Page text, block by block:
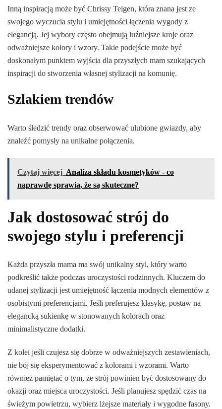
Inną inspiracją może być Chrissy Teigen, która znana jest ze
swojego wyczucia stylu i umiejętności łączenia wygody z
elegancją. Jej wybory często obejmują luźniejsze kroje oraz
odważniejsze kolory i wzory. Takie podejście może być
doskonałym punktem wyjścia dla przyszłych mam szukających
inspiracji do stworzenia własnej stylizacji na komunię.
Szlakiem trendów
Warto śledzić trendy oraz obserwować ulubione gwiazdy, aby
znaleźć pomysły na unikalne połączenia.
Czytaj więcej Analiza składu kosmetyków - co
naprawdę sprawia, że są skuteczne?
Jak dostosować strój do
swojego stylu i preferencji
Każda przyszła mama ma swój unikalny styl, który warto
podkreślić także podczas uroczystości rodzinnych. Kluczem do
udanej stylizacji jest umiejętność łączenia modnych elementów z
osobistymi preferencjami. Jeśli preferujesz klasykę, postaw na
elegancką sukienkę w stonowanych kolorach oraz
minimalistyczne dodatki.
Z kolei jeśli czujesz się dobrze w odważniejszych zestawieniach,
nie bój się eksperymentować z kolorami i wzorami. Warto
również pamiętać o tym, że strój powinien być dostosowany do
okazji oraz miejsca uroczystości. Jeśli planujesz spędzić czas na
świeżym powietrzu, wybierz lżejsze materiały i wygodne fasony.